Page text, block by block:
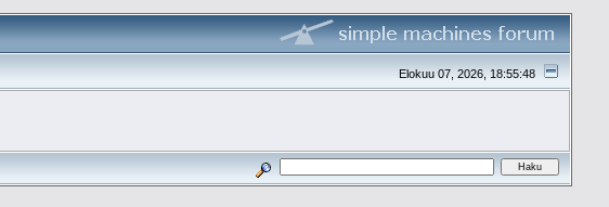
Elokuu 07, 2026, 18:55:48